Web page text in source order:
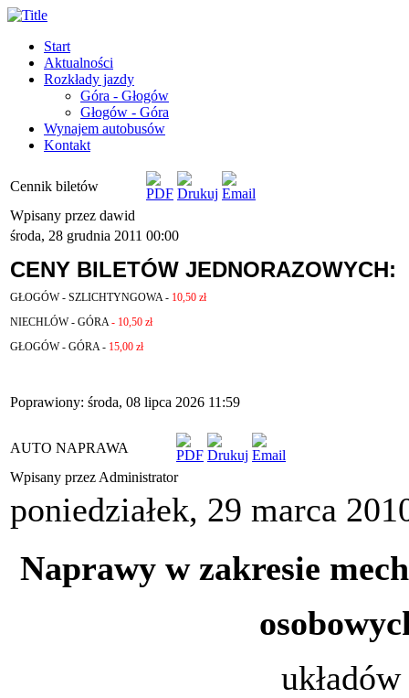
Start
Aktualności
Rozkłady jazdy
Góra - Głogów
Głogów - Góra
Wynajem autobusów
Kontakt
Cennik biletów
Wpisany przez dawid
środa, 28 grudnia 2011 00:00
CENY BILETÓW JEDNORAZOWYCH:
GŁOGÓW - SZLICHTYNGOWA- 10,50 zł
NIECHLÓW - GÓRA- 10,50 zł
GŁOGÓW - GÓRA- 15,00 zł
Poprawiony: środa, 08 lipca 2026 11:59
AUTO NAPRAWA
Wpisany przez Administrator
poniedziałek, 29 marca
Naprawy w zakresie